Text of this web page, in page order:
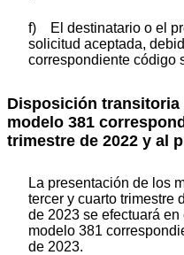
f) El destinatario o el
solicitud aceptada,
correspondiente código
Disposición
modelo 381
trimestre de 2022 y al
La presentación de los
tercer y cuarto trimestre
de 2023 se efectuará
modelo 381
de 2023.